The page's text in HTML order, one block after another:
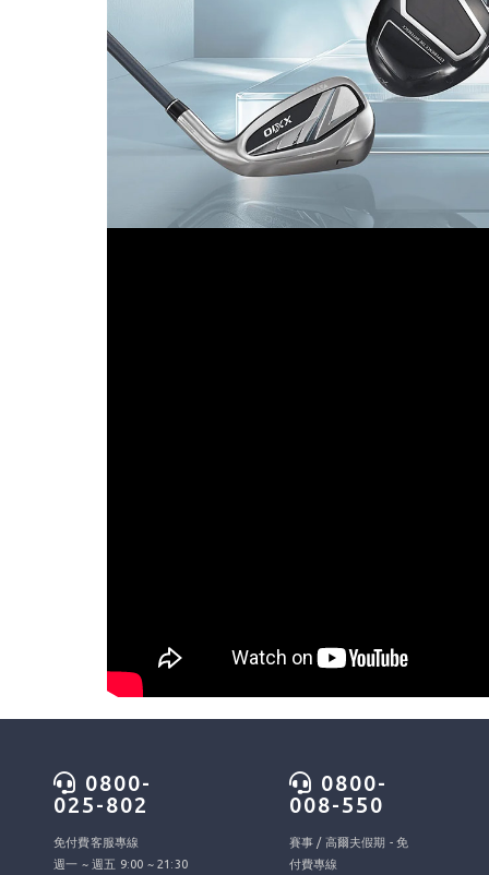
0800-
025-802
免付費客服專線
週一 ~ 週五 9:00 ~ 21:30
0800-
008-550
賽事 / 高爾夫假期 - 免
付費專線